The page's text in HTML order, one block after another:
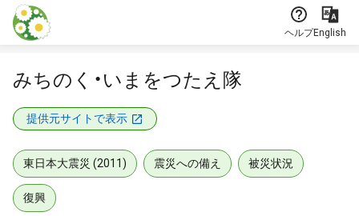
本文に飛ぶ
ヘルプEnglish
みちのく・いまをつたえ隊
提供元サイトで表示
東日本大震災 (2011) 震災への備え 被災状況
復興